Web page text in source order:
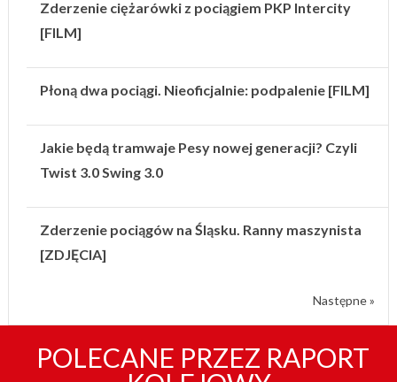
Zderzenie ciężarówki z pociągiem PKP Intercity
[FILM]
Płoną dwa pociągi. Nieoficjalnie: podpalenie [FILM]
Jakie będą tramwaje Pesy nowej generacji? Czyli
Twist 3.0 Swing 3.0
Zderzenie pociągów na Śląsku. Ranny maszynista
[ZDJĘCIA]
Następne »
POLECANE PRZEZ RAPORT